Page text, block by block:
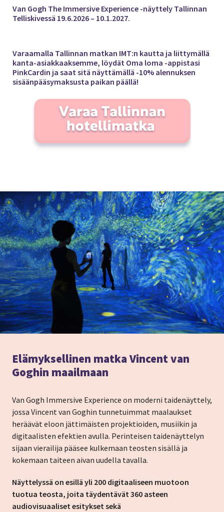
Van Gogh The Immersive Experience -näyttely Tallinnan
Telliskivessä 19.6.2026 – 10.1.2027.
Varaamalla Tallinnan matkan IMT:n kautta ja liittymällä
kanta-asiakkaaksemme, löydät Oma loma -appistasi
PinkCardin ja saat sitä näyttämällä -10% alennuksen
sisäänpääsymaksusta paikan päällä!
Elämyksellinen matka Vincent van
Goghin maailmaan
Van Gogh Immersive Experience on moderni taidenäyttely,
jossa Vincent van Goghin tunnetuimmat maalaukset
heräävät eloon jättimäisten projektioiden, musiikin ja
digitaalisten efektien avulla. Perinteisen taidenäyttelyn
sijaan vierailija pääsee kulkemaan teosten sisällä ja
kokemaan taiteen aivan uudella tavalla.
Näyttelyssä on esillä yli 200 digitaaliseen muotoon
tuotua teosta, joita täydentävät 360 asteen
audiovisuaaliset esitykset sekä